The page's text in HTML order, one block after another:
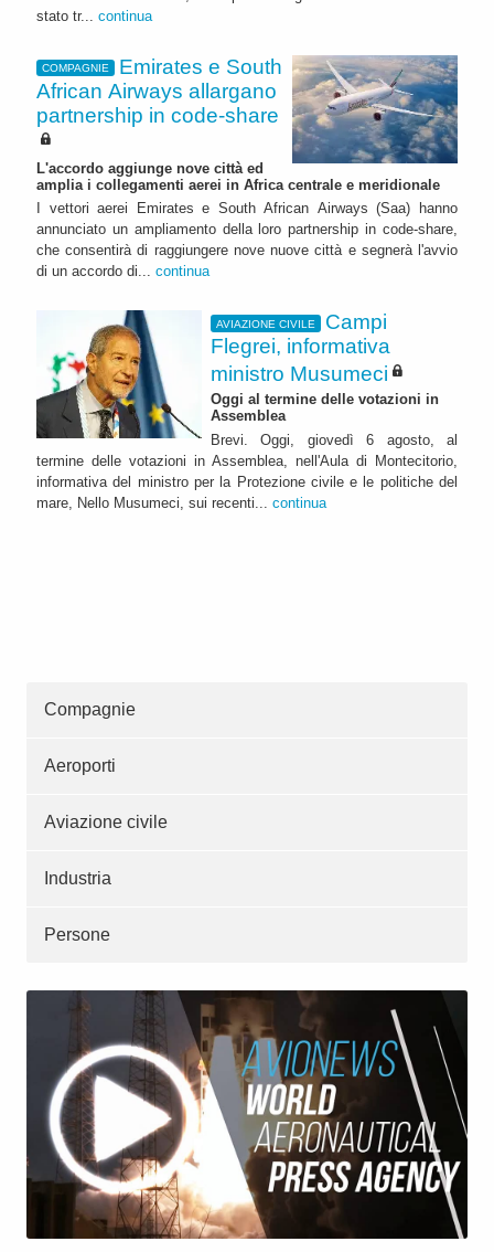
stato tr... continua
COMPAGNIE
Emirates e South
African Airways allargano
partnership in code-share
L'accordo aggiunge nove città ed
amplia i collegamenti aerei in Africa centrale e meridionale
I vettori aerei Emirates e South African Airways (Saa) hanno
annunciato un ampliamento della loro partnership in code-share,
che consentirà di raggiungere nove nuove città e segnerà l'avvio
di un accordo di... continua
AVIAZIONE CIVILE
Campi
Flegrei, informativa
ministro Musumeci
Oggi al termine delle votazioni in
Assemblea
Brevi. Oggi, giovedì 6 agosto, al
termine delle votazioni in Assemblea, nell'Aula di Montecitorio,
informativa del ministro per la Protezione civile e le politiche del
mare, Nello Musumeci, sui recenti... continua
Compagnie
Aeroporti
Aviazione civile
Industria
Persone